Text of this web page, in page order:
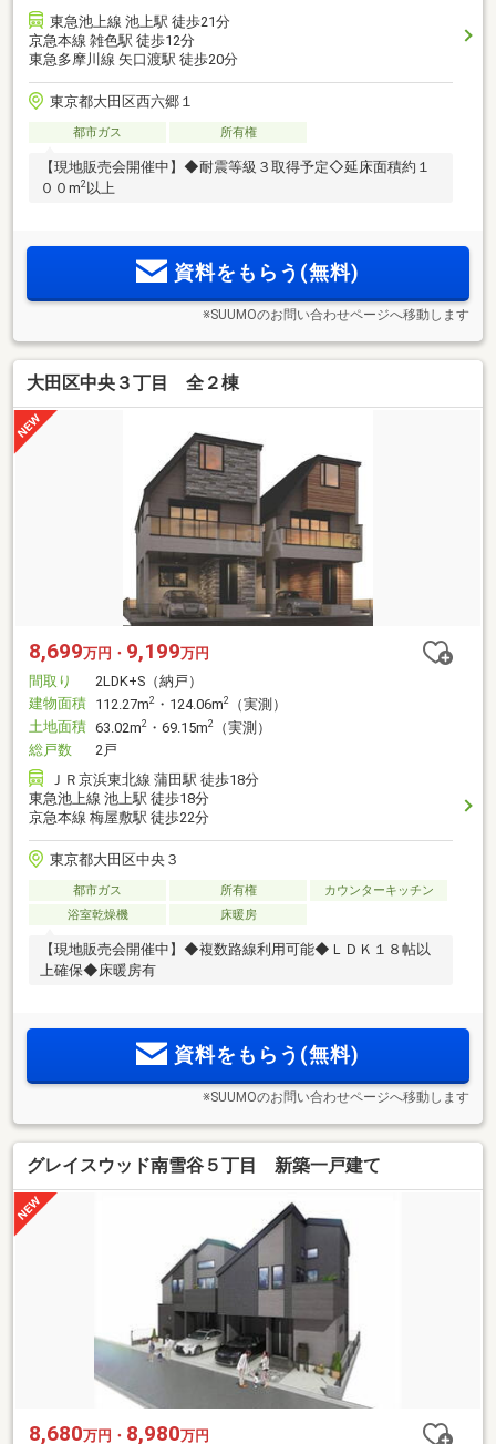
東急池上線 池上駅 徒歩21分
京急本線 雑色駅 徒歩12分
東急多摩川線 矢口渡駅 徒歩20分
東京都大田区西六郷１
都市ガス 所有権
【現地販売会開催中】◆耐震等級３取得予定◇延床面積約１
００m2 以上
資料をもらう(無料)
※SUUMOのお問い合わせページへ移動します
大田区中央３丁目 全２棟
8,699万円・ 9,199万円
間取り
2LDK+S（納戸）
建物面積 112.27m2 ・124.06m2
（実測）
土地面積 63.02m2 ・69.15m2
（実測）
総戸数
2戸
ＪＲ京浜東北線 蒲田駅 徒歩18分
東急池上線 池上駅 徒歩18分
京急本線 梅屋敷駅 徒歩22分
東京都大田区中央３
都市ガス 所有権
カウンターキッチン
浴室乾燥機
床暖房
【現地販売会開催中】◆複数路線利用可能◆ＬＤＫ１８帖以
上確保◆床暖房有
資料をもらう(無料)
※SUUMOのお問い合わせページへ移動します
グレイスウッド南雪谷５丁目 新築一戸建て
8,680万円・ 8,980万円